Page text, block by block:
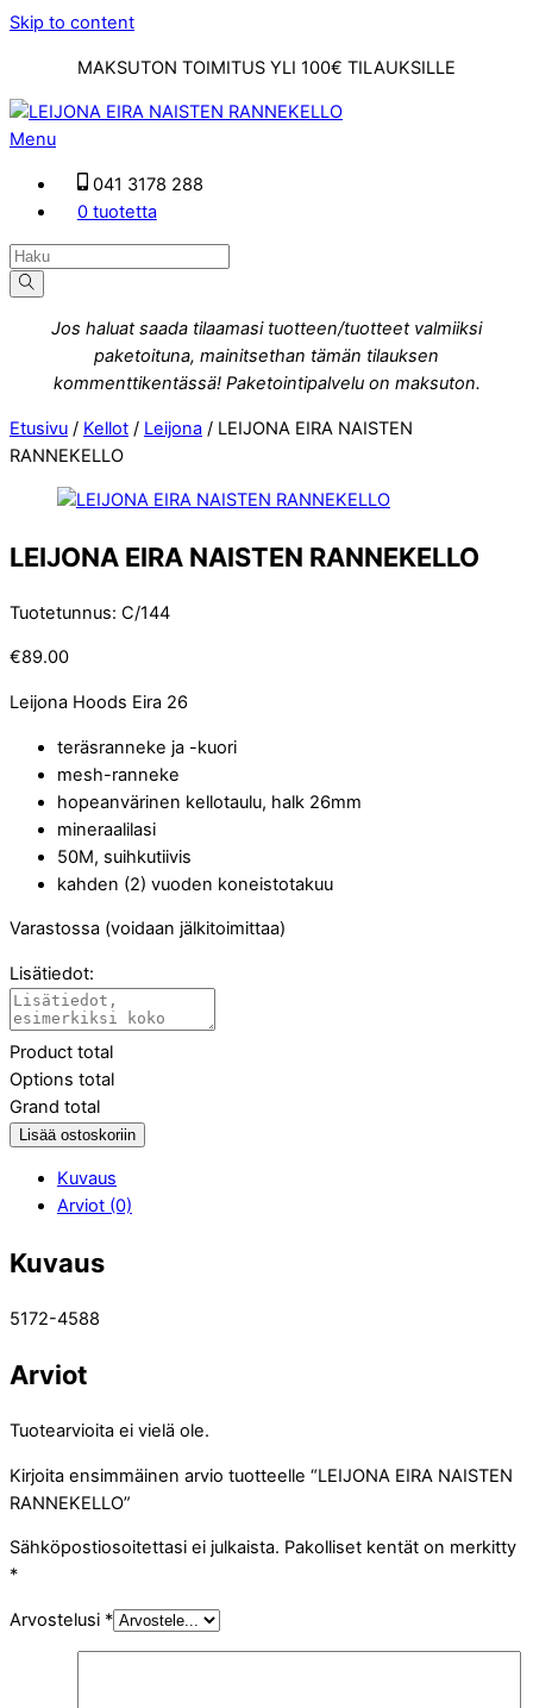
Skip to content
MAKSUTON TOIMITUS YLI 100€ TILAUKSILLE
Menu
041 3178 288
0 tuotetta
Jos haluat saada tilaamasi tuotteen/tuotteet valmiiksi
paketoituna, mainitsethan tämän tilauksen
kommenttikentässä! Paketointipalvelu on maksuton.
Etusivu / Kellot / Leijona / LEIJONA EIRA NAISTEN
RANNEKELLO
LEIJONA EIRA NAISTEN RANNEKELLO
Tuotetunnus: C/144
€89.00
Leijona Hoods Eira 26
teräsranneke ja -kuori
mesh-ranneke
hopeanvärinen kellotaulu, halk 26mm
mineraalilasi
50M, suihkutiivis
kahden (2) vuoden koneistotakuu
Varastossa (voidaan jälkitoimittaa)
Lisätiedot:
Product total
Options total
Grand total
Lisää ostoskoriin
Kuvaus
Arviot (0)
Kuvaus
5172-4588
Arviot
Tuotearvioita ei vielä ole.
Kirjoita ensimmäinen arvio tuotteelle “LEIJONA EIRA NAISTEN
RANNEKELLO”
Sähköpostiosoitettasi ei julkaista. Pakolliset kentät on merkitty
*
Arvostelusi *